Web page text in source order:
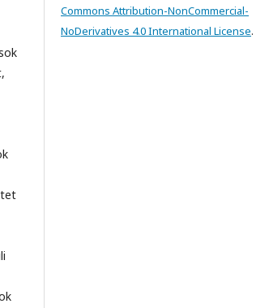
Commons Attribution-NonCommercial-
NoDerivatives 4.0 International License.